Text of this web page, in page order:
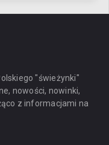
"świeżynki"
nowości, nowinki,
z informacjami na